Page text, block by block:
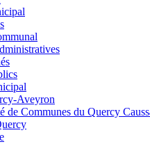
Aveyron
de Communes du Quercy